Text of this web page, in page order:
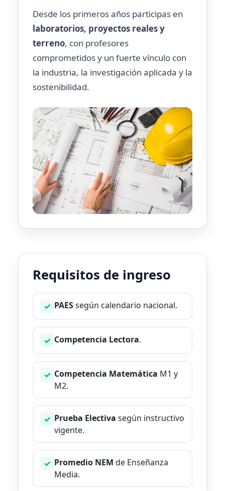
Desde los primeros años participas en
laboratorios, proyectos reales y
terreno, con profesores
comprometidos y un fuerte vínculo con
la industria, la investigación aplicada y la
sostenibilidad.
Requisitos de ingreso
✓ PAESsegún calendario nacional.
✓ Competencia Lectora.
✓ Competencia Matemática M1 y
M2.
✓ Prueba Electiva según instructivo
vigente.
✓ Promedio NEM de Enseñanza
Media.